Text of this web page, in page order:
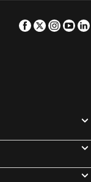
Facebook
Twitter